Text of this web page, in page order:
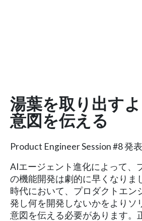
湯葉を取り出す
意図を伝える
Product Engineer Session #8 発
AIエージェント進化によって
の機能開発は劇的に早くなりま
時代において、プロダクトエン
発し何を開発しないかをよりソ
意図を伝える必要があります。